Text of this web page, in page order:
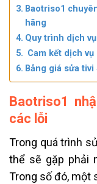
Baotriso1
hãng
Quy trình dịch
Cam kết dịch
Bảng giá sửa
Baotriso1
các lỗi
Trong quá trình
thể sẽ gặp phải
Trong số đó, một